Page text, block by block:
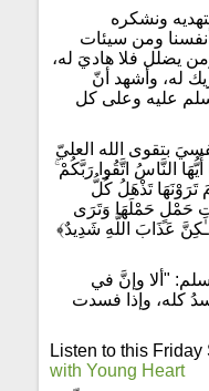
ونشكره
ومن سيئات
يضلل فلا هاديَ له،
له، وأشهد أنّ
عليه وعلى كل
بتقوى الله العليّ
النَّاسُ اتَّقُوا رَبَّكُمْ
تَذْهَلُ كُلُّ
حَمْلٍ حَمْلَهَا وَتَرَى
عَذَابَ اللَّهِ شَدِيدٌ﴾
"ألا وإنَّ في
كله، وإذا فسدت
Listen to this
with Young Heart